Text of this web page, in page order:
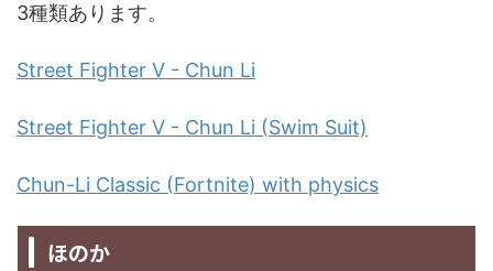
3種類あります。
Street Fighter V - Chun Li
Street Fighter V - Chun Li (Swim Suit)
Chun-Li Classic (Fortnite) with physics
ほのか